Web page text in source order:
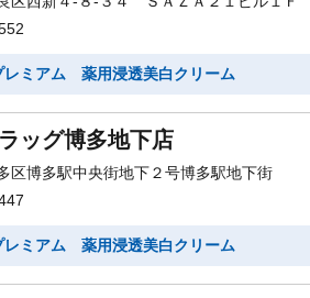
ミアム 薬用浸透美白クリーム
ッグ博多地下店
区博多駅中央街地下２号博多駅地下街
ミアム 薬用浸透美白クリーム